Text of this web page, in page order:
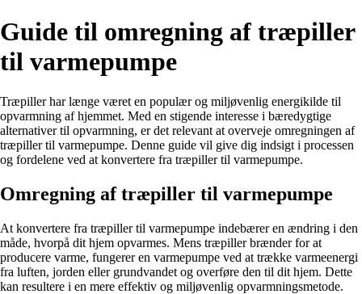
Guide til omregning af træpiller
til varmepumpe
Træpiller har længe været en populær og miljøvenlig energikilde til
opvarmning af hjemmet. Med en stigende interesse i bæredygtige
alternativer til opvarmning, er det relevant at overveje omregningen af
træpiller til varmepumpe. Denne guide vil give dig indsigt i processen
og fordelene ved at konvertere fra træpiller til varmepumpe.
Omregning af træpiller til varmepumpe
At konvertere fra træpiller til varmepumpe indebærer en ændring i den
måde, hvorpå dit hjem opvarmes. Mens træpiller brænder for at
producere varme, fungerer en varmepumpe ved at trække varmeenergi
fra luften, jorden eller grundvandet og overføre den til dit hjem. Dette
kan resultere i en mere effektiv og miljøvenlig opvarmningsmetode.